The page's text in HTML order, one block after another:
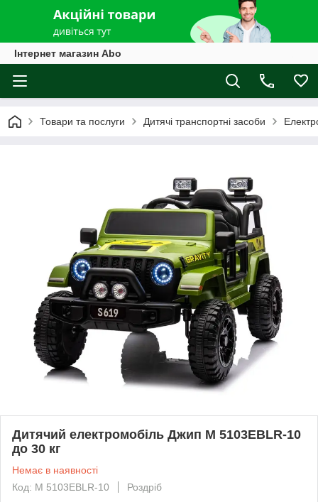
Інтернет магазин Abo
Товари та послуги Дитячі транспортні засоби
Дитячий електромобіль Джип M 5103EBLR-10
до 30 кг
Немає в наявності
Код: M 5103EBLR-10
Роздріб